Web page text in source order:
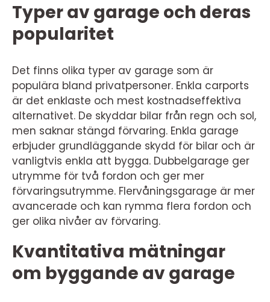
Typer av garage och deras
popularitet
Det finns olika typer av garage som är
populära bland privatpersoner. Enkla carports
är det enklaste och mest kostnadseffektiva
alternativet. De skyddar bilar från regn och sol,
men saknar stängd förvaring. Enkla garage
erbjuder grundläggande skydd för bilar och är
vanligtvis enkla att bygga. Dubbelgarage ger
utrymme för två fordon och ger mer
förvaringsutrymme. Flervåningsgarage är mer
avancerade och kan rymma flera fordon och
ger olika nivåer av förvaring.
Kvantitativa mätningar
om byggande av garage